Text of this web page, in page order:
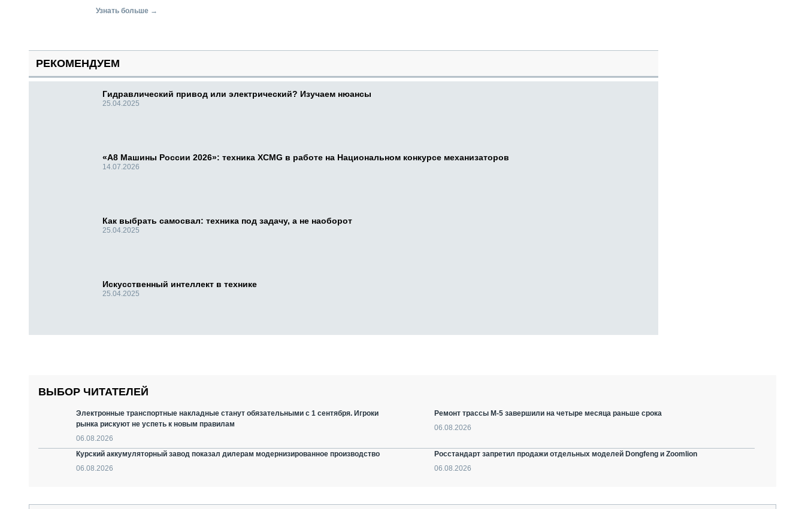
Узнать больше →
РЕКОМЕНДУЕМ
Гидравлический привод или электрический? Изучаем нюансы
25.04.2025
«А8 Машины России 2026»: техника XCMG в работе на Национальном конкурсе механизаторов
14.07.2026
Как выбрать самосвал: техника под задачу, а не наоборот
25.04.2025
Искусственный интеллект в технике
25.04.2025
ВЫБОР ЧИТАТЕЛЕЙ
Электронные транспортные накладные станут обязательными с 1 сентября. Игроки
рынка рискуют не успеть к новым правилам
06.08.2026
Ремонт трассы М-5 завершили на четыре месяца раньше срока
06.08.2026
Курский аккумуляторный завод показал дилерам модернизированное производство
06.08.2026
Росстандарт запретил продажи отдельных моделей Dongfeng и Zoomlion
06.08.2026